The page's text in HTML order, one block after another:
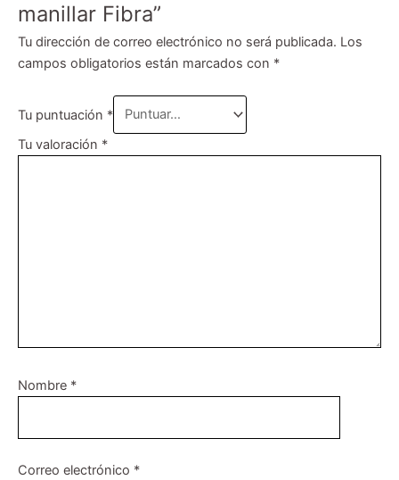
manillar Fibra”
Tu dirección de correo electrónico no será publicada. Los
campos obligatorios están marcados con *
Tu puntuación *
Tu valoración *
Nombre *
Correo electrónico *